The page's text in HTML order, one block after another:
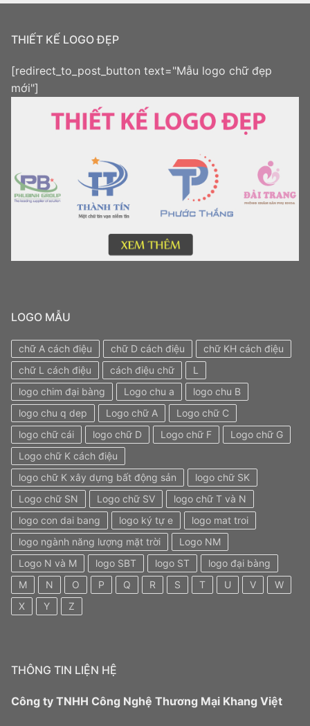
THIẾT KẾ LOGO ĐẸP
[redirect_to_post_button text="Mẫu logo chữ đẹp
mới"]
LOGO MẪU
chữ A cách điệu chữ D cách điệu
chữ KH cách điệu
chữ L cách điệu
cách điệu chữ
L
logo chim đại bàng
Logo chu a
logo chu B
logo chu q dep
Logo chữ A
Logo chữ C
logo chữ cái
logo chữ D Logo chữ F
Logo chữ G
Logo chữ K cách điệu
logo chữ K xây dựng bất động sản
logo chữ SK
Logo chữ SN
Logo chữ SV
logo chữ T và N
logo con dai bang
logo ký tự e
logo mat troi
logo ngành năng lượng mặt trời
Logo NM
Logo N và M
logo SBT logo ST
logo đại bàng
M
N O P Q R S T U V
W
X
Y Z
THÔNG TIN LIỆN HỆ
Công ty TNHH Công Nghệ Thương Mại Khang Việt